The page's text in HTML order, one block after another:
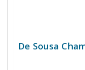
De Sousa